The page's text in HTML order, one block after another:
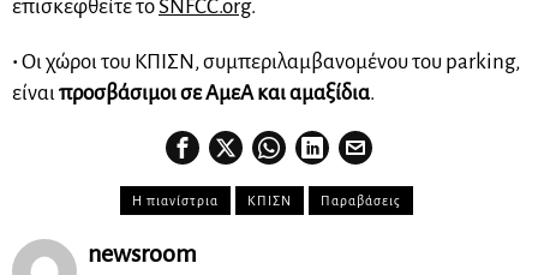
επισκεφθείτε τοSNFCC.org.
• Οι χώροι του ΚΠΙΣΝ, συμπεριλαμβανομένου του parking,
είναι προσβάσιμοι σε ΑμεΑ καιαμαξίδια.
Η πιανίστρια ΚΠΙΣΝ Παραβάσεις
newsroom